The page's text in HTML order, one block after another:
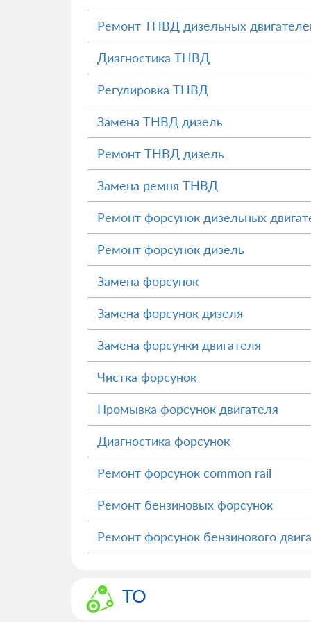
Ремонт ТНВД дизельных
Диагностика ТНВД
Регулировка ТНВД
Замена ТНВД дизель
Ремонт ТНВД дизель
Замена ремня ТНВД
Ремонт форсунок дизельных
Ремонт форсунок дизель
Замена форсунок
Замена форсунок дизеля
Замена форсунки двигателя
Чистка форсунок
Промывка форсунок двигателя
Диагностика форсунок
Ремонт форсунок common rail
Ремонт бензиновых форсунок
Ремонт форсунок бензинового
ТО